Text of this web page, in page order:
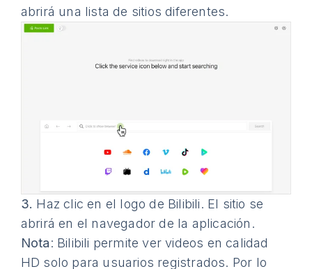
abrirá una lista de sitios diferentes.
3. Haz clic en el logo de Bilibili. El sitio se
abrirá en el navegador de la aplicación.
Nota: Bilibili permite ver videos en calidad
HD solo para usuarios registrados. Por lo